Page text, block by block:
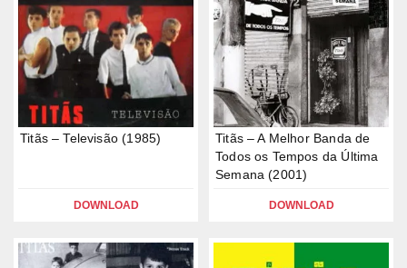
Titãs – Televisão (1985)
DOWNLOAD
Titãs – A Melhor Banda de
Todos os Tempos da Última
Semana (2001)
DOWNLOAD